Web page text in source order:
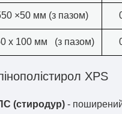
×50 мм (з пазом)
х 100 мм (з пазом)
XPS
(стиродур) - поширений